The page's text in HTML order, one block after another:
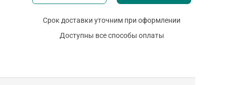
Срок доставки уточним при оформлении
Доступны все способы оплаты